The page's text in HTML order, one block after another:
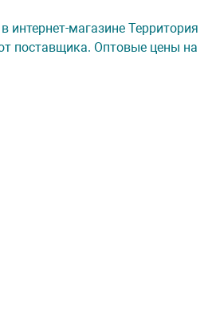
интернет-магазине Территория
поставщика. Оптовые цены на